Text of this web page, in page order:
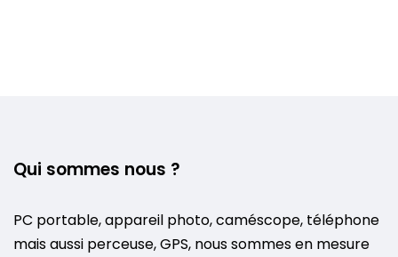
Qui sommes nous ?
PC portable, appareil photo, caméscope, téléphone
mais aussi perceuse, GPS, nous sommes en mesure